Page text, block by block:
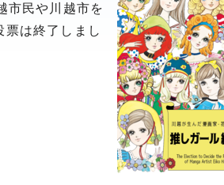
市民や川越市を
は終了しまし